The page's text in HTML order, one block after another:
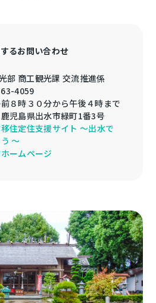
るお問い合わせ
部 商工観光課 交流推進係
4059
８時３０分から午後４時まで
児島県出水市緑町1番3号
住定住支援サイト ～出水で
～
ームページ